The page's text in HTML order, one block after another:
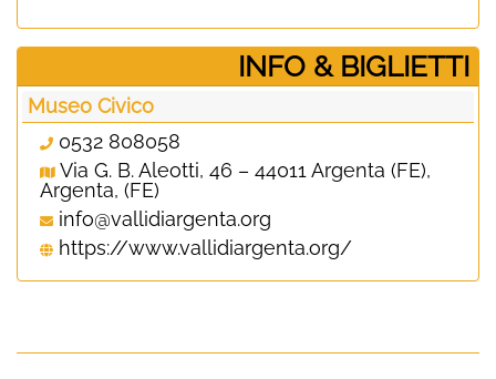
­INFO & BIGLIETTI
Museo Civico
0532 808058
Via G. B. Aleotti, 46 – 44011 Argenta (FE),
Argenta, (FE)
info@vallidiargenta.org
https://www.vallidiargenta.org/